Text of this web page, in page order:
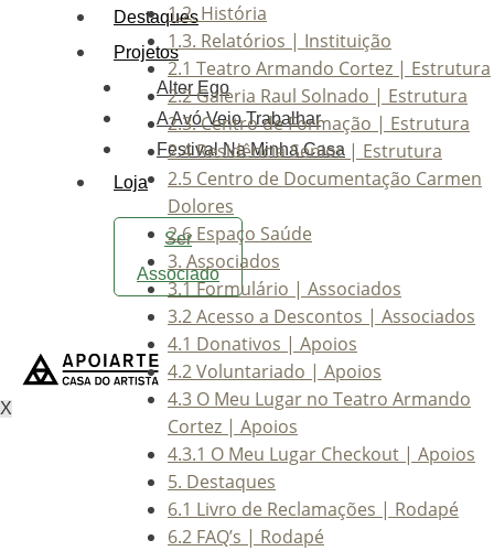
Destaques
Projetos
Alter Ego
A Avó Veio Trabalhar
Festival Na Minha Casa
Loja
Ser
Associado
X
1.2. História
1.3. Relatórios | Instituição
2.1 Teatro Armando Cortez | Estrutura
2.2 Galeria Raul Solnado | Estrutura
2.3. Centro de Formação | Estrutura
2.4 Residência Senior | Estrutura
2.5 Centro de Documentação Carmen
Dolores
2.6 Espaço Saúde
3. Associados
3.1 Formulário | Associados
3.2 Acesso a Descontos | Associados
4.1 Donativos | Apoios
4.2 Voluntariado | Apoios
4.3 O Meu Lugar no Teatro Armando
Cortez | Apoios
4.3.1 O Meu Lugar Checkout | Apoios
5. Destaques
6.1 Livro de Reclamações | Rodapé
6.2 FAQ’s | Rodapé